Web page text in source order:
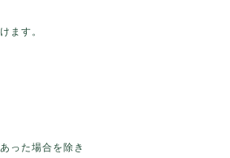
ます。
った場合を除き